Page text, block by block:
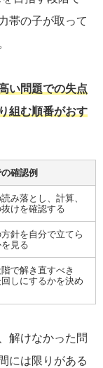
帯の子が取って
い問題での失点
組む順番がおす
確認例
み落とし、計算、
けを確認する
針を自分で立てら
見る
で解き直すべき
しにするかを決め
解けなかった問
には限りがある